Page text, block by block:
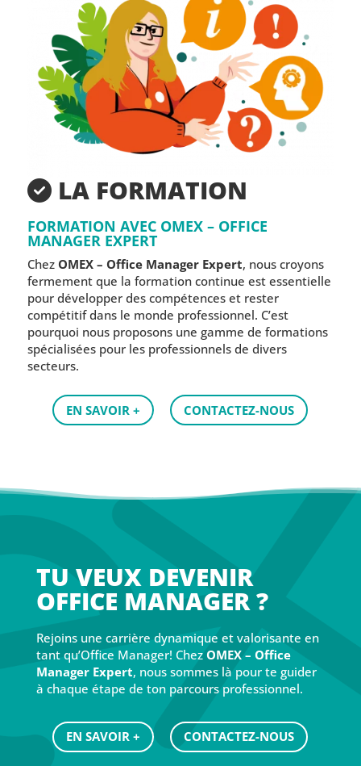
LA FORMATION
FORMATION AVEC OMEX – OFFICE
MANAGER EXPERT
Chez OMEX – Office Manager Expert, nous croyons
fermement que la formation continue est essentielle
pour développer des compétences et rester
compétitif dans le monde professionnel. C’est
pourquoi nous proposons une gamme de formations
spécialisées pour les professionnels de divers
secteurs.
EN SAVOIR + CONTACTEZ-NOUS
TU VEUX DEVENIR
OFFICE MANAGER ?
Rejoins une carrière dynamique et valorisante en
tant qu’Office Manager! Chez OMEX – Office
Manager Expert, nous sommes là pour te guider
à chaque étape de ton parcours professionnel.
EN SAVOIR + CONTACTEZ-NOUS